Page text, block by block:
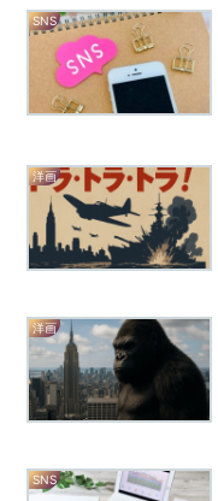
SNS
洋画
洋画
SNS